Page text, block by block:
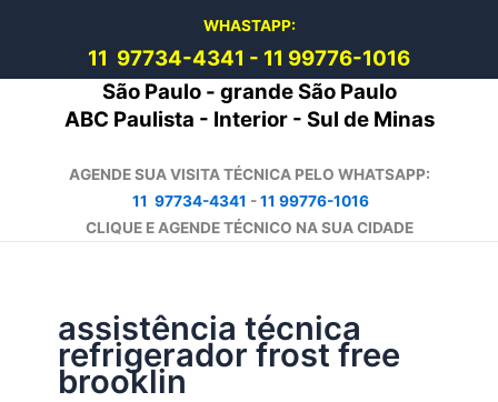
WHASTAPP:
11 97734-4341 - 11 99776-1016
São Paulo - grande São Paulo
ABC Paulista - Interior - Sul de Minas
AGENDE SUA VISITA TÉCNICA PELO WHATSAPP:
11 97734-4341 -11 99776-1016
CLIQUE E AGENDE TÉCNICO NA SUA CIDADE
assistência técnica
refrigerador frost free
brooklin